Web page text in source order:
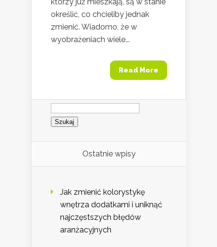
którzy już mieszkają, są w stanie
określić, co chcieliby jednak
zmienić. Wiadomo, że w
wyobrażeniach wiele...
Read More
Szukaj:
Ostatnie wpisy
Jak zmienić kolorystykę
wnętrza dodatkami i uniknąć
najczęstszych błędów
aranżacyjnych